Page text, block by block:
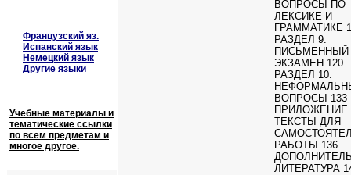
ВОПРОСЫ ПО
ЛЕКСИКЕ И
ГРАММАТИКЕ
РАЗДЕЛ 9.
ПИСЬМЕННЫЙ
ЭКЗАМЕН 120
РАЗДЕЛ 10.
ВОПРОСЫ 133
ПРИЛОЖЕНИЕ
ТЕКСТЫ ДЛЯ
РАБОТЫ 136
ЛИТЕРАТУРА
Французский яз.
Испанский язык
Немецкий язык
Другие языки
Учебные материалы и
тематические ссылки
по всем предметам и
многое другое.